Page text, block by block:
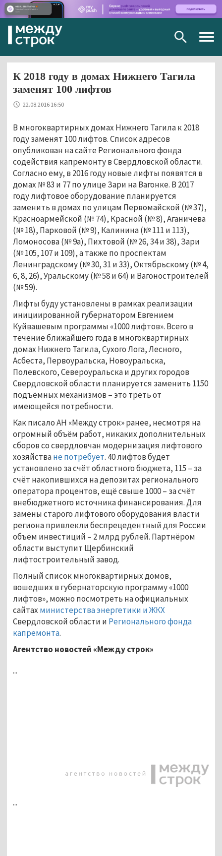
К 2018 году в домах Нижнего Тагила
заменят 100 лифтов
22.08.2016 16:50
В многоквартирных домах Нижнего Тагила к 2018
году заменят 100 лифтов. Список адресов
опубликован на сайте Регионального фонда
содействия капремонту в Свердловской области.
Согласно ему, в 2016 году новые лифты появятся в
домах № 83 и 77 по улице Зари на Вагонке. В 2017
году лифтовое оборудование планируется
заменить в домах по улицам Первомайской (№ 37),
Красноармейской (№ 74), Красной (№ 8), Аганичева
(№ 18), Парковой (№ 9), Калинина (№ 111 и 113),
Ломоносова (№ 9а), Пихтовой (№ 26, 34 и 38), Зари
(№ 105, 107 и 109), а также по проспектам
Ленинградскому (№ 30, 31 и 33), Октябрьскому (№ 4,
6, 8, 26), Уральскому (№ 58 и 64) и Вагоностроителей
(№ 59).
Лифты буду установлены в рамках реализации
инициированной губернатором Евгением
Куйвашевым программы «1000 лифтов». Всего в
течение ближайшего года в многоквартирных
домах Нижнего Тагила, Сухого Лога, Лесного,
Асбеста, Первоуральска, Новоуральска,
Полевского, Североуральска и других городов
Свердловской области планируется заменить 1150
подъёмных механизмов – это треть от
имеющейся потребности.
Как писало АН «Между строк» ранее, несмотря на
огромный объём работ, никаких дополнительных
сборов со свердловчан модернизация лифтового
хозяйстване потребует. 40 лифтов будет
установлено за счёт областного бюджета, 115 – за
счёт накопившихся на депозитах регионального
оператора процентов, ещё свыше 1000 – за счёт
внебюджетного источника финансирования. Для
замены старого лифтового оборудования власти
региона привлекли беспрецедентный для России
объём инвестиций – 2 млрд рублей. Партнёром
области выступит Щербинский
лифтостроительный завод.
Полный список многоквартирных домов,
вошедших в губернаторскую программу «1000
лифтов», можно посмотреть на официальных
сайтах министерства энергетики и ЖКХ
Свердловской области и Регионального фонда
капремонта.
Агентство новостей «Между строк»
...
...